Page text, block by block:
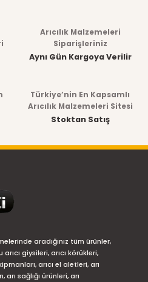
Arıcılık Malzemeleri
Siparişleriniz
Aynı Gün Kargoya Verilir
Türkiye’nin En Kapsamlı
Arıcılık Malzemeleri Sitesi
Stoktan Satış
aradığınız tüm ürünler,
giysileri, arıcı körükleri,
arıcı el aletleri, arı
sağlığı ürünleri, arı